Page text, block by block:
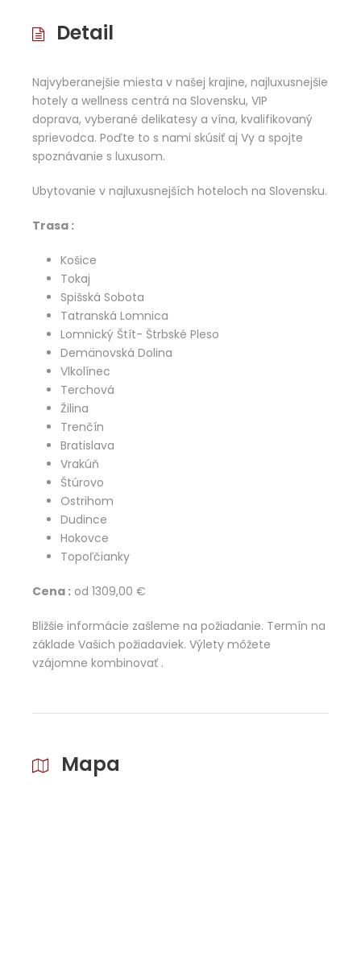
Detail
Najvyberanejšie miesta v našej krajine, najluxusnejšie
hotely a wellness centrá na Slovensku, VIP
doprava, vyberané delikatesy a vína, kvalifikovaný
sprievodca. Poďte to s nami skúsiť aj Vy a spojte
spoznávanie s luxusom.
Ubytovanie v najluxusnejších hoteloch na Slovensku.
Trasa :
Košice
Tokaj
Spišská Sobota
Tatranská Lomnica
Lomnický Štít- Štrbské Pleso
Demänovská Dolina
Vlkolínec
Terchová
Žilina
Trenčín
Bratislava
Vrakúň
Štúrovo
Ostrihom
Dudince
Hokovce
Topoľčianky
Cena : od 1309,00 €
Bližšie informácie zašleme na požiadanie. Termín na
základe Vašich požiadaviek. Výlety môžete
vzájomne kombinovať .
Mapa